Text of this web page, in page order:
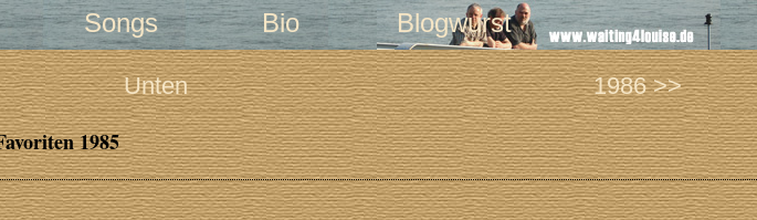
Songs Bio Blogwurst
Unten 1986 >>
1985